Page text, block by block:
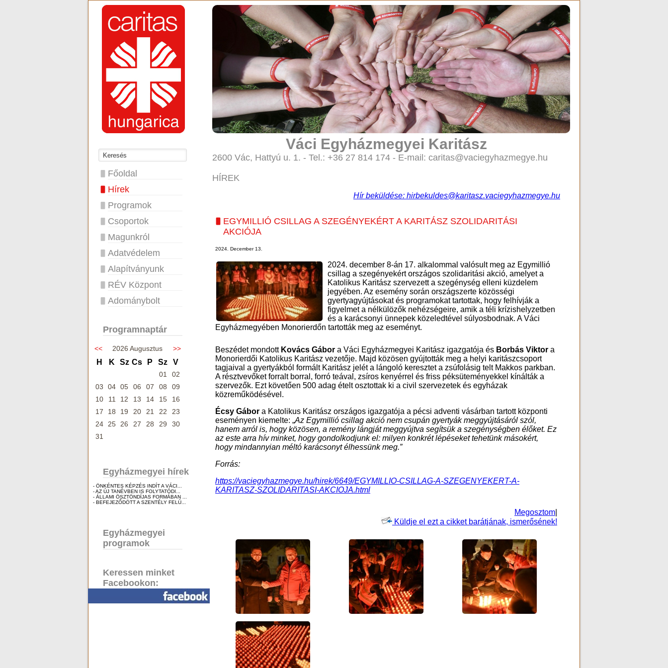
Főoldal
Hírek
Programok
Csoportok
Magunkról
Adatvédelem
Alapítványunk
RÉV Központ
Adománybolt
Programnaptár
<< 2026 Augusztus >>
H K Sz Cs P Sz V
01
02
03
04 05 06 07 08
09
10
11 12 13 14 15
16
17
18 19 20 21 22
23
24
25 26 27 28 29
30
31
Egyházmegyei hírek
- ÖNKÉNTES KÉPZÉS INDÍT A VÁCI...
- AZ ÚJ TANÉVBEN IS FOLYTATÓDI...
- ÁLLAMI ÖSZTÖNDÍJAS FORMÁBAN ...
- BEFEJEZŐDÖTT A SZENTÉLY FELÚ...
Egyházmegyei
programok
Keressen minket
Facebookon:
Váci Egyházmegyei Karitász
2600 Vác, Hattyú u. 1. - Tel.: +36 27 814 174 - E-mail: caritas@vaciegyhazmegye.hu
HÍREK
Hír beküldése: hirbekuldes@karitasz.vaciegyhazmegye.hu
EGYMILLIÓ CSILLAG A SZEGÉNYEKÉRT A KARITÁSZ SZOLIDARITÁSI
AKCIÓJA
2024. December 13.
2024. december 8-án 17. alkalommal valósult meg az Egymillió
csillag a szegényekért országos szolidaritási akció, amelyet a
Katolikus Karitász szervezett a szegénység elleni küzdelem
jegyében. Az esemény során országszerte közösségi
gyertyagyújtásokat és programokat tartottak, hogy felhívják a
figyelmet a nélkülözők nehézségeire, amik a téli krízishelyzetben
és a karácsonyi ünnepek közeledtével súlyosbodnak. A Váci
Egyházmegyében Monorierdőn tartották meg az eseményt.
Beszédet mondott Kovács Gábor a Váci Egyházmegyei Karitász igazgatója és Borbás Viktor a
Monorierdői Katolikus Karitász vezetője. Majd közösen gyújtották meg a helyi karitászcsoport
tagjaival a gyertyákból formált Karitász jelét a lángoló keresztet a zsúfolásig telt Makkos parkban.
A résztvevőket forralt borral, forró teával, zsíros kenyérrel és friss péksüteményekkel kínálták a
szervezők. Ezt követően 500 adag ételt osztottak ki a civil szervezetek és egyházak
közreműködésével.
Écsy Gábor a Katolikus Karitász országos igazgatója a pécsi adventi vásárban tartott központi
eseményen kiemelte: „Az Egymillió csillag akció nem csupán gyertyák meggyújtásáról szól,
hanem arról is, hogy közösen, a remény lángját meggyújtva segítsük a szegénységben élőket. Ez
az este arra hív minket, hogy gondolkodjunk el: milyen konkrét lépéseket tehetünk másokért,
hogy mindannyian méltó karácsonyt élhessünk meg.”
Forrás:
https://vaciegyhazmegye.hu/hirek/6649/EGYMILLIO-CSILLAG-A-SZEGENYEKERT-A-
KARITASZ-SZOLIDARITASI-AKCIOJA.html
Megosztom
Küldje el ezt a cikket barátjának, ismerősének!